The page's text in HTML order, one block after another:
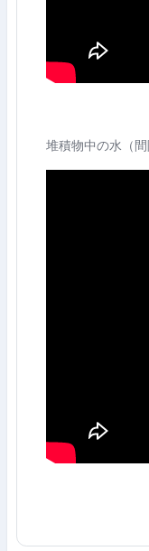
堆積物中の水（間